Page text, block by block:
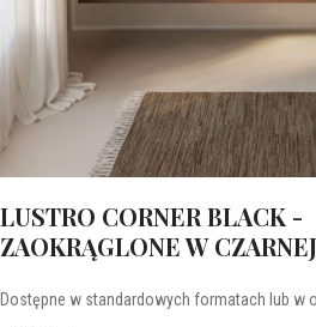
LUSTRO CORNER BLACK -
ZAOKRĄGLONE W
Dostępne w standardowych formatach lub w